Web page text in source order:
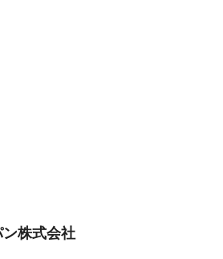
株式会社